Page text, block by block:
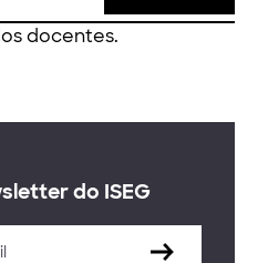
docentes.
do ISEG